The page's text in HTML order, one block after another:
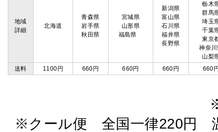
地域
詳細
北海道
青森県
岩手県
秋田県
宮城県
山形県
福島県
新潟県
富山県
石川県
福井県
長野県
栃木
群馬
埼玉
千葉
東京
神奈
山梨
送料
1100円 660円 660円 660円 660
※クール便 全国一律220円